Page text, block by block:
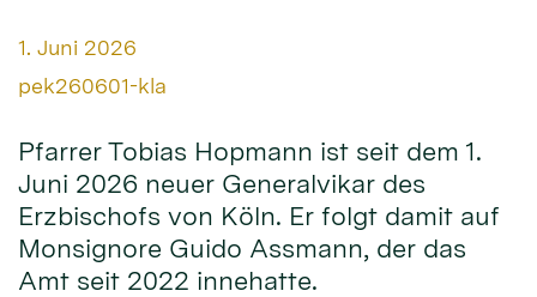
Datum:
1. Juni 2026
Von:
pek260601-kla
Pfarrer Tobias Hopmann ist seit dem 1.
Juni 2026 neuer Generalvikar des
Erzbischofs von Köln. Er folgt damit auf
Monsignore Guido Assmann, der das
Amt seit 2022 innehatte.